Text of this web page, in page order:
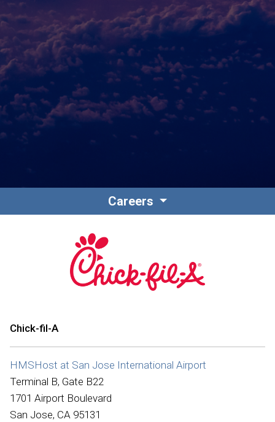
Contacto
Colaboradores
Norteamérica
Internacional
Careers
Chick-fil-A
HMSHost at San Jose International Airport
Terminal B, Gate B22
1701 Airport Boulevard
San Jose, CA 95131